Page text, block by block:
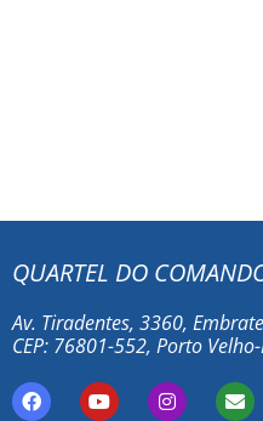
QUARTEL DO
Av. Tiradentes, 3360,
CEP: 76801-552, Porto Velho-
F
a
Y
o
I
n
E
n